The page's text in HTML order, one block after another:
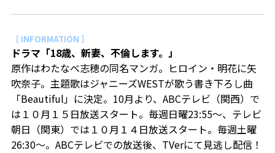
［ INFORMATION ］
ドラマ「18歳、新妻、不倫します。」
原作はわたなべ志穂の同名マンガ。ヒロイン・明花に矢
吹奈子。主題歌はジャニーズWESTが歌う書き下ろし曲
「Beautiful」に決定。10月より、ABCテレビ（関西）で
は１０月１５日放送スタート。毎週日曜23:55～、テレビ
朝日（関東）では１０月１４日放送スタート。毎週土曜
26:30～。ABCテレビでの放送後、TVerにて見逃し配信！